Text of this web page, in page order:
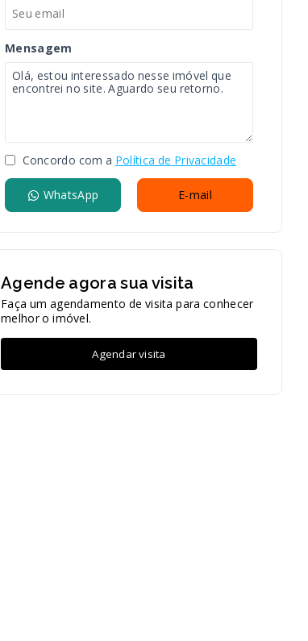
Mensagem
Concordo com a Política de Privacidade
WhatsApp E-mail
Agende agora sua visita
Faça um agendamento de visita para conhecer
melhor o imóvel.
Agendar visita